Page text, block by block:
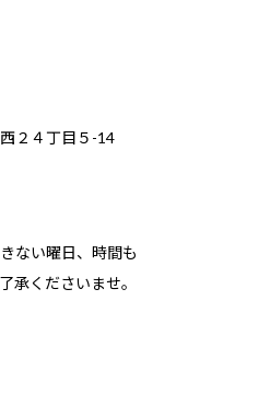
２４丁目５-14
ない曜日、時間も
承くださいませ。